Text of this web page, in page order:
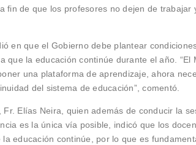
fin de que los profesores no dejen de trabajar
en que el Gobierno debe plantear
que la educación continúe durante el año. “El
una plataforma de aprendizaje, ahora
del sistema de educación”, comentó.
Fr. Elías Neira, quien además de conducir la
es la única vía posible, indicó que los
educación continúe, por lo que es